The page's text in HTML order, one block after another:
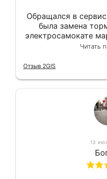
Обращался в
была замена
электросамокате
сделали в лучшем
гарантии,
Читать
Отзыв 2GIS
13